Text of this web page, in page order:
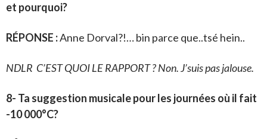
et pourquoi?
RÉPONSE :Anne Dorval?!… bin parce que..tsé hein..
NDLR C’EST QUOI LE RAPPORT ? Non. J’suis pas jalouse.
8- Ta suggestion musicale pour les journées où il fait
-10 000°C?